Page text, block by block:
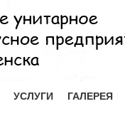
УСЛУГИ ГАЛЕРЕЯ